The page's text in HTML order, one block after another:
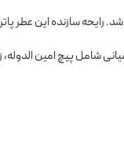
شامل پیچ امین الدوله،